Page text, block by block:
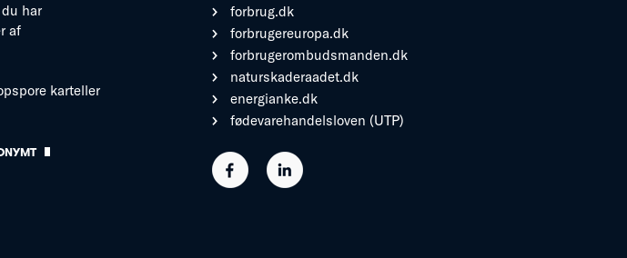
har
af
karteller
forbrug.dk
forbrugereuropa.dk
forbrugerombudsmanden.dk
naturskaderaadet.dk
energianke.dk
fødevarehandelsloven (UTP)